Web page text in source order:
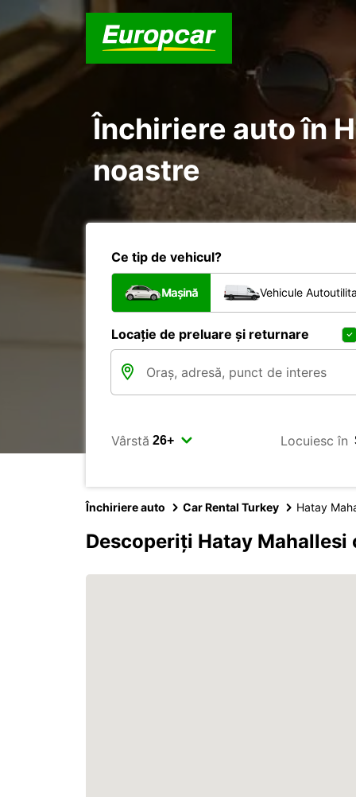
Închiriere auto în
noastre
Ce tip de vehicul?
Mașină Vehicule
Locație de preluare și returnare
Vârstă Locuiesc în
Închiriere auto Car Rental Turkey Hatay
Descoperiți Hatay Mahallesi